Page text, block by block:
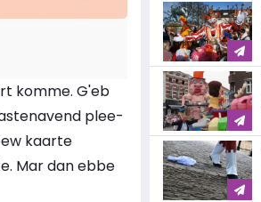
komme. G'eb
plee-
kaarte
Mar dan ebbe